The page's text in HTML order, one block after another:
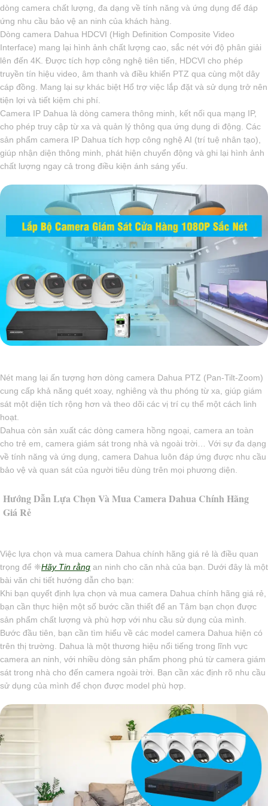
dòng camera chất lượng, đa dạng về tính năng và ứng dụng để đáp
ứng nhu cầu bảo vệ an ninh của khách hàng.
Dòng camera Dahua HDCVI (High Definition Composite Video
Interface) mang lại hình ảnh chất lượng cao, sắc nét với độ phân giải
lên đến 4K. Được tích hợp công nghệ tiên tiến, HDCVI cho phép
truyền tín hiệu video, âm thanh và điều khiển PTZ qua cùng một dây
cáp đồng. Mang lại sự khác biệt Hổ trợ việc lắp đặt và sử dụng trở nên
tiện lợi và tiết kiệm chi phí.
Camera IP Dahua là dòng camera thông minh, kết nối qua mạng IP,
cho phép truy cập từ xa và quản lý thông qua ứng dụng di động. Các
sản phẩm camera IP Dahua tích hợp công nghệ AI (trí tuệ nhân tạo),
giúp nhận diện thông minh, phát hiện chuyển động và ghi lại hình ảnh
chất lượng ngay cả trong điều kiện ánh sáng yếu.
Nét mang lại ấn tượng hơn dòng camera Dahua PTZ (Pan-Tilt-Zoom)
cung cấp khả năng quét xoay, nghiêng và thu phóng từ xa, giúp giám
sát một diện tích rộng hơn và theo dõi các vị trí cụ thể một cách linh
hoạt.
Dahua còn sản xuất các dòng camera hồng ngoại, camera an toàn
cho trẻ em, camera giám sát trong nhà và ngoài trời… Với sự đa dạng
về tính năng và ứng dụng, camera Dahua luôn đáp ứng được nhu cầu
bảo vệ và quan sát của người tiêu dùng trên mọi phương diện.
Hướng Dẫn Lựa Chọn Và Mua Camera Dahua Chính Hãng
Giá Rẻ
Việc lựa chọn và mua camera Dahua chính hãng giá rẻ là điều quan
trọng để ❈Hãy Tin rằng an ninh cho căn nhà của bạn. Dưới đây là một
bài văn chi tiết hướng dẫn cho bạn:
Khi bạn quyết định lựa chọn và mua camera Dahua chính hãng giá rẻ,
bạn cần thực hiện một số bước cần thiết để an Tâm bạn chọn được
sản phẩm chất lượng và phù hợp với nhu cầu sử dụng của mình.
Bước đầu tiên, bạn cần tìm hiểu về các model camera Dahua hiện có
trên thị trường. Dahua là một thương hiệu nổi tiếng trong lĩnh vực
camera an ninh, với nhiều dòng sản phẩm phong phú từ camera giám
sát trong nhà cho đến camera ngoài trời. Bạn cần xác định rõ nhu cầu
sử dụng của mình để chọn được model phù hợp.